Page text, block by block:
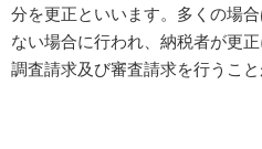
分を更正といいます。多くの場
ない場合に行われ、納税者が更
調査請求及び審査請求を行うこと